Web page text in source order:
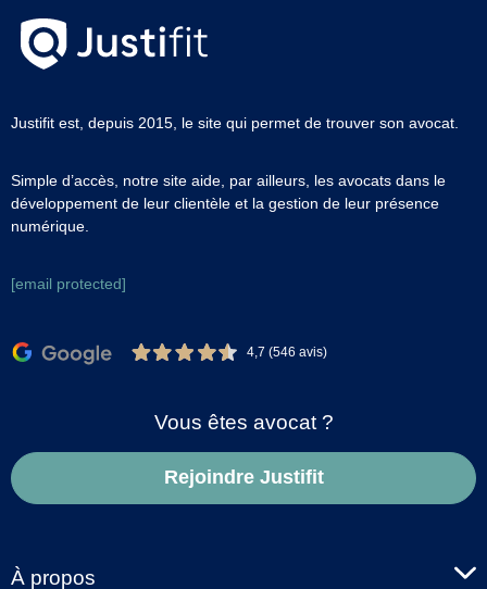
Justifit est, depuis 2015, le site qui permet de trouver son avocat.
Simple d’accès, notre site aide, par ailleurs, les avocats dans le
développement de leur clientèle et la gestion de leur présence
numérique.
[email protected]
4,7 (546 avis)
Vous êtes avocat ?
Rejoindre Justifit
À propos